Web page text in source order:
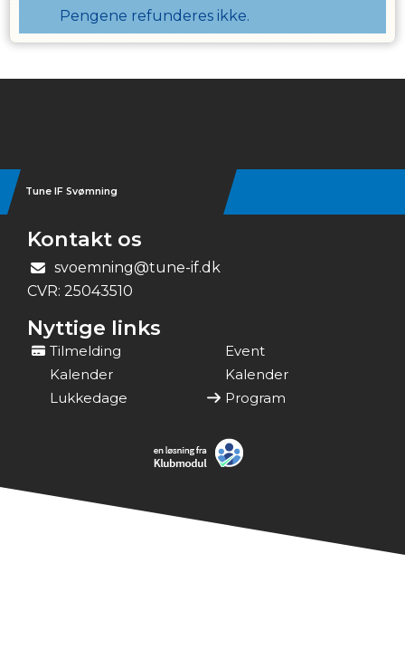
Pengene refunderes ikke.
Tune IF Svømning
Kontakt os
svoemning@tune-if.dk
CVR: 25043510
Nyttige links
Tilmelding
Event
Kalender
Kalender
Lukkedage
Program